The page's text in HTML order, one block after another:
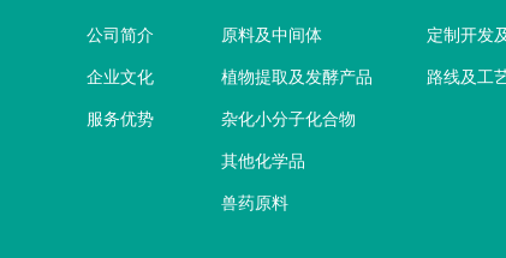
公司简介
企业文化
服务优势
原料及中间体
植物提取及发酵产品
杂化小分子化合物
其他化学品
兽药原料
定制开发
路线及工